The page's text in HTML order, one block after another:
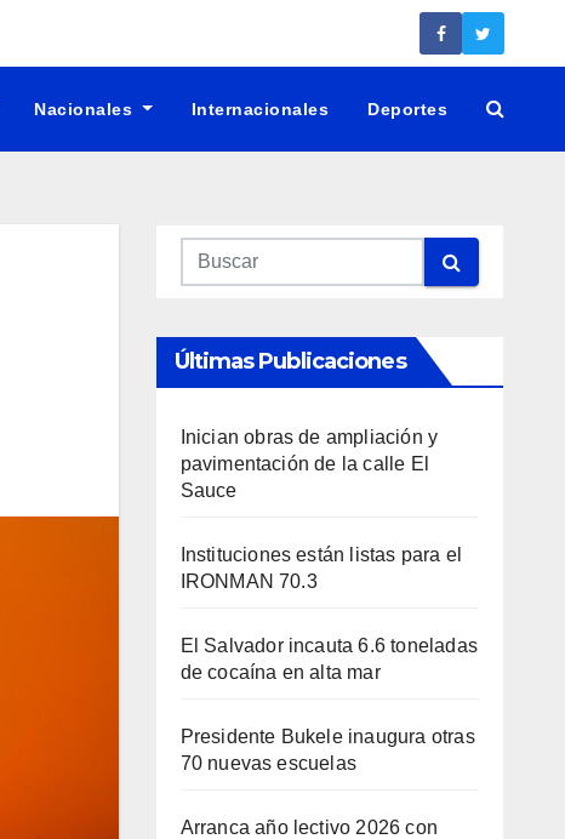
Nacionales Internacionales Deportes
Últimas Publicaciones
Inician obras de ampliación y
pavimentación de la calle El
Sauce
Instituciones están listas para el
IRONMAN 70.3
El Salvador incauta 6.6 toneladas
de cocaína en alta mar
Presidente Bukele inaugura otras
70 nuevas escuelas
Arranca año lectivo 2026 con